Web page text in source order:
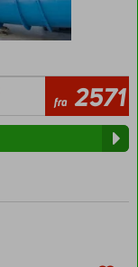
fra 2571